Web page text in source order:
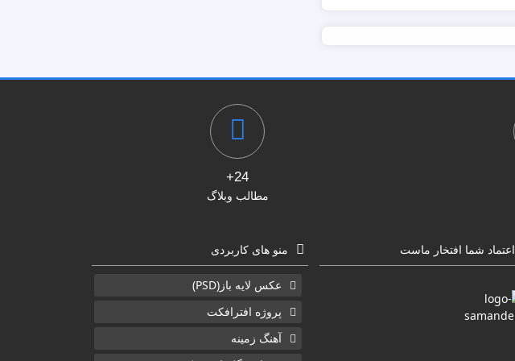
24+
مطالب وبلاگ
اعتماد شما افتخار ماست منو های کاربردی
عکس لایه باز(PSD)
پروژه افترافکت
آهنگ زمینه